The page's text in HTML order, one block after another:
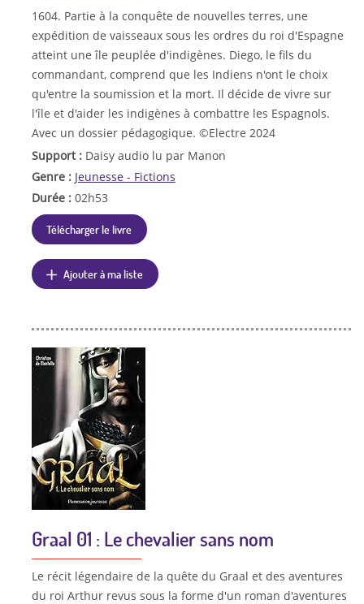
1604. Partie à la conquête de nouvelles terres, une
expédition de vaisseaux sous les ordres du roi d'Espagne
atteint une île peuplée d'indigènes. Diego, le fils du
commandant, comprend que les Indiens n'ont le choix
qu'entre la soumission et la mort. Il décide de vivre sur
l'île et d'aider les indigènes à combattre les Espagnols.
Avec un dossier pédagogique. ©Electre 2024
Support : Daisy audio lu par Manon
Genre : Jeunesse - Fictions
Durée : 02h53
Télécharger le livre
Ajouter à ma liste
Graal 01 : Le chevalier sans nom
Le récit légendaire de la quête du Graal et des aventures
du roi Arthur revus sous la forme d'un roman d'aventures